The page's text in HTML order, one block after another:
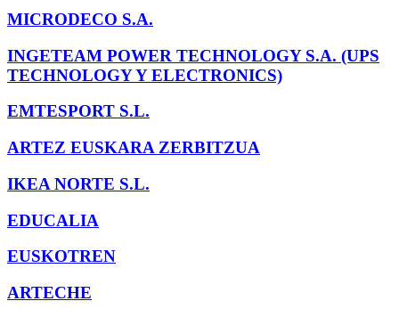
MICRODECO S.A.
INGETEAM POWER TECHNOLOGY S.A. (UPS
TECHNOLOGY Y ELECTRONICS)
EMTESPORT S.L.
ARTEZ EUSKARA ZERBITZUA
IKEA NORTE S.L.
EDUCALIA
EUSKOTREN
ARTECHE